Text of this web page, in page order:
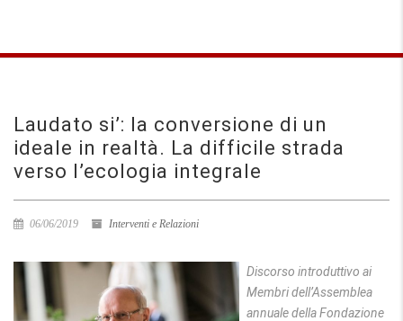
Laudato si’: la conversione di un
ideale in realtà. La difficile strada
verso l’ecologia integrale
06/06/2019 Interventi e Relazioni
Discorso introduttivo ai
Membri dell’Assemblea
annuale della Fondazione